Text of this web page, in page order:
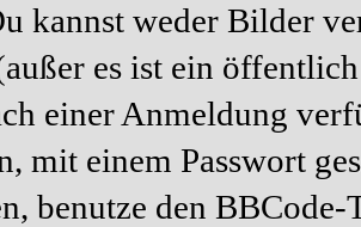
kannst weder Bilder
es ist ein
einer Anmeldung
mit einem Passwort
benutze den